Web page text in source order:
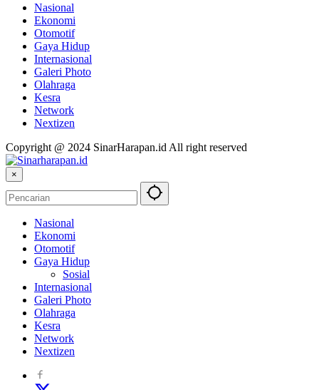
Nasional
Ekonomi
Otomotif
Gaya Hidup
Internasional
Galeri Photo
Olahraga
Kesra
Network
Nextizen
Copyright @ 2024 SinarHarapan.id All right reserved
×
Nasional
Ekonomi
Otomotif
Gaya Hidup
Sosial
Internasional
Galeri Photo
Olahraga
Kesra
Network
Nextizen